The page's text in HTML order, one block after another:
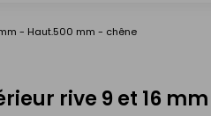
- Haut.500 mm - chêne
rive 9 et 16